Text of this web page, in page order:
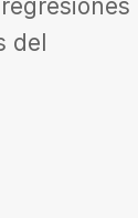
del